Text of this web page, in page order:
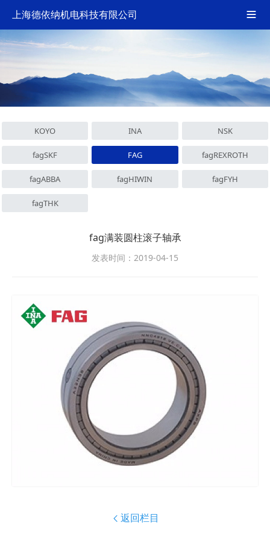
上海德依纳机电科技有限公司 
KOYO INA NSK
fagSKF FAG fagREXROTH
fagABBA fagHIWIN fagFYH
fagTHK
fag满装圆柱滚子轴承
发表时间：2019-04-15
 返回栏目